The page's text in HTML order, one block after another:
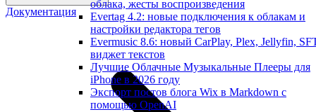
облака, жесты воспроизведения
Evertag 4.2: новые подключения к облакам и
настройки редактора тегов
Evermusic 8.6: новый CarPlay, Plex, Jellyfin,
виджет текстов
Лучшие Облачные Музыкальные Плееры для
iPhone в 2026 году
Экспорт постов блога Wix в Markdown с
помощью OpenAI
Документация